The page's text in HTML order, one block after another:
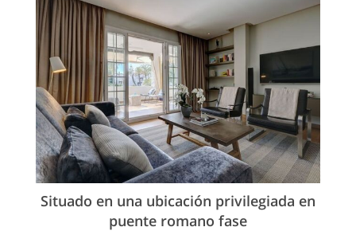
Situado en una ubicación privilegiada en
puente romano fase